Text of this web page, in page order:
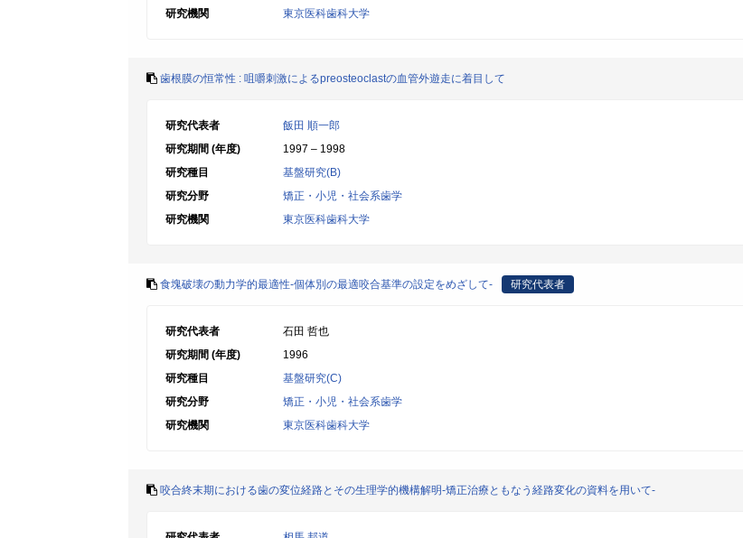
研究機関
東京医科歯科大学
歯根膜の恒常性 : 咀嚼刺激によるpreosteoclastの血管外遊走に着目して
研究代表者
飯田 順一郎
研究期間 (年度)
1997 – 1998
研究種目
基盤研究(B)
研究分野
矯正・小児・社会系歯学
研究機関
東京医科歯科大学
食塊破壊の動力学的最適性-個体別の最適咬合基準の設定をめざして- 研究代表者
研究代表者
石田 哲也
研究期間 (年度)
1996
研究種目
基盤研究(C)
研究分野
矯正・小児・社会系歯学
研究機関
東京医科歯科大学
咬合終末期における歯の変位経路とその生理学的機構解明-矯正治療ともなう経路変化の資料を用いて-